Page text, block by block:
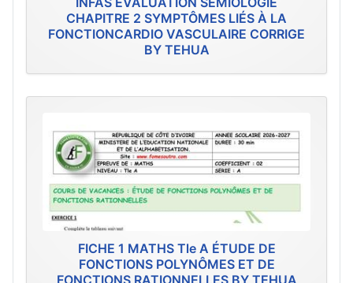
CHAPITRE 2 SYMPTÔMES LIÉS À LA
FONCTIONCARDIO VASCULAIRE CORRIGE
BY TEHUA
FICHE 1 MATHS Tle A ÉTUDE DE
FONCTIONS POLYNÔMES ET DE